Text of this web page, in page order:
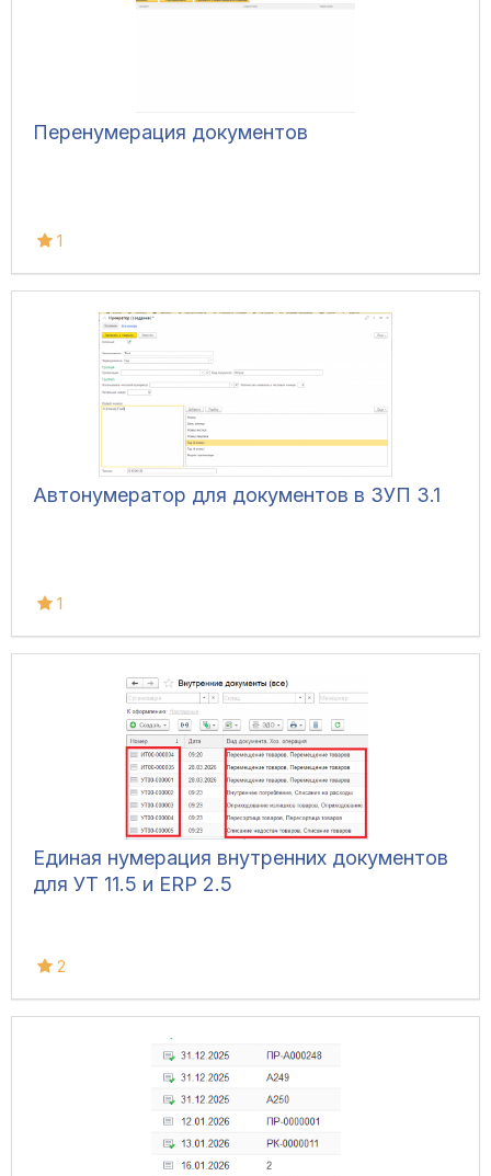
Перенумерация документов
1
Автонумератор для документов в ЗУП 3.1
1
Единая нумерация внутренних документов
для УТ 11.5 и ERP 2.5
2